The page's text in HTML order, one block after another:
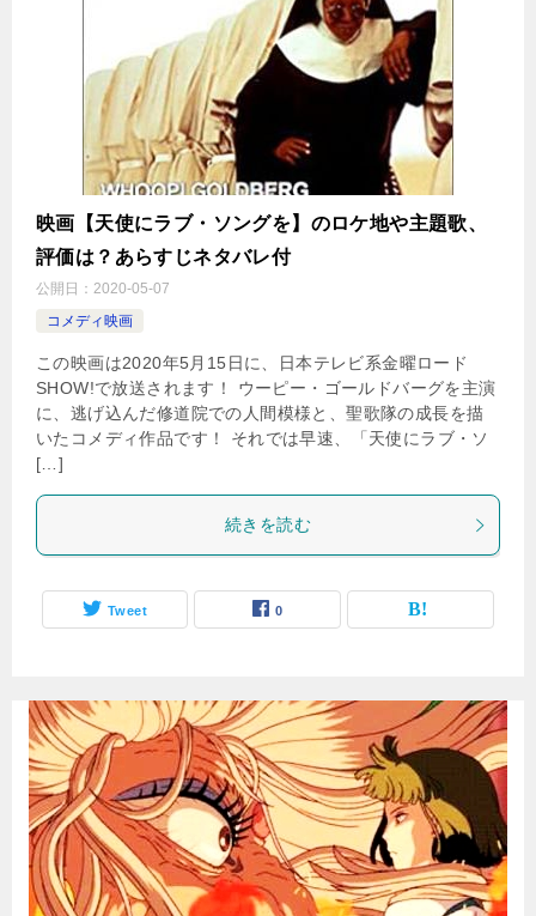
映画【天使にラブ・ソングを】のロケ地や主題歌、
評価は？あらすじネタバレ付
公開日： 2020-05-07
コメディ映画
この映画は2020年5月15日に、日本テレビ系金曜ロード
SHOW!で放送されます！ ウーピー・ゴールドバーグを主演
に、逃げ込んだ修道院での人間模様と、聖歌隊の成長を描
いたコメディ作品です！ それでは早速、「天使にラブ・ソ
[…]
続きを読む
Tweet 0